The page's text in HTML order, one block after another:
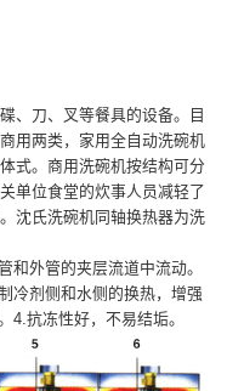
、刀、叉等餐具的设备。目
用两类，家用全自动洗碗机
式。商用洗碗机按结构可分
单位食堂的炊事人员减轻了
沈氏洗碗机同轴换热器为洗
和外管的夹层流道中流动。
冷剂侧和水侧的换热，增强
4.抗冻性好，不易结垢。